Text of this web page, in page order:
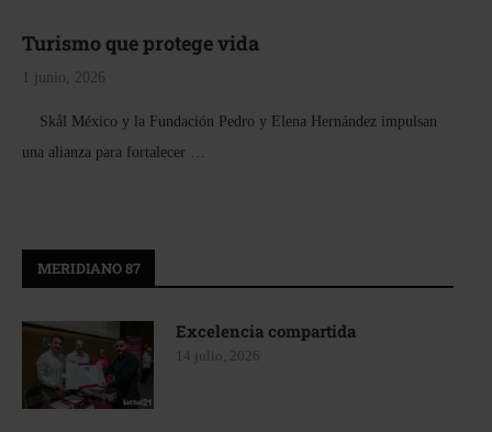
Turismo que protege vida
1 junio, 2026
Skål México y la Fundación Pedro y Elena Hernández impulsan
una alianza para fortalecer …
MERIDIANO 87
Excelencia compartida
14 julio, 2026